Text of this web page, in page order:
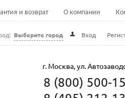
и возврат О компании
Выберите город Вход
г. Москва, ул.
8 (800) 500-